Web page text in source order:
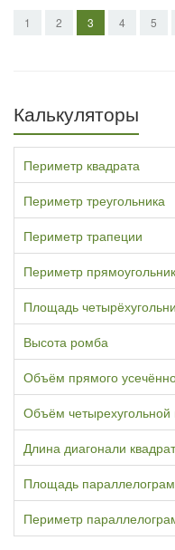
1 2 3 4 5
Калькуляторы
Периметр квадрата
Периметр треугольника
Периметр трапеции
Периметр
Площадь
Высота ромба
Объём прямого
Объём
Длина диагонали
Площадь
Периметр